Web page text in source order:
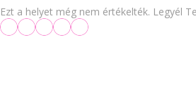
Ezt a helyet még nem értékelték. Legyél